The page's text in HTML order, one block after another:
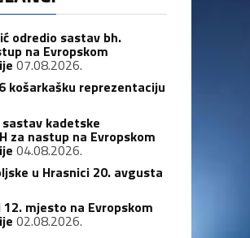
odredio sastav bh.
na Evropskom
07.08.2026.
košarkašku reprezentaciju
kadetske
za nastup na Evropskom
04.08.2026.
u Hrasnici 20. avgusta
mjesto na Evropskom
02.08.2026.